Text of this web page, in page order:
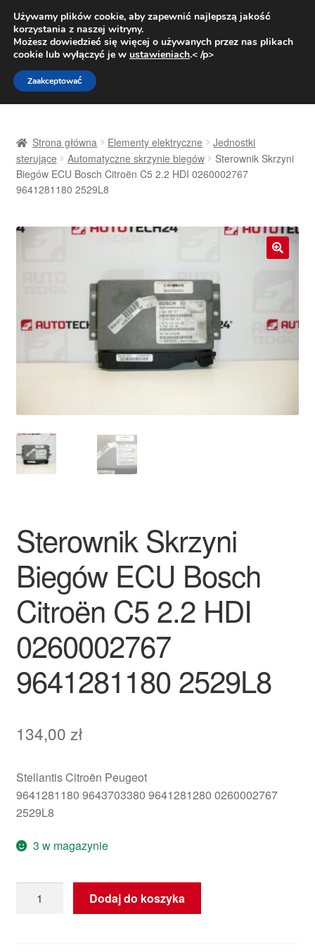
DOSTAWA od 31 zł
Pn.-pt. 9:00-16:00800 003 167
Przejdź
do
nawigacji
Przejdź
do
treści
Dostawa
Dostawa na cały świat
Kontakt
Polityka prywatności
Procedura reklamacyjna
Skarga
Zamówienia
Zasady i warunki
Strona główna Elementy elektryczne
Jednostki
sterujące
Automatyczne skrzynie biegów
Sterownik Skrzyni
Biegów ECU Bosch Citroën C5 2.2 HDI 0260002767
9641281180 2529L8
Sterownik Skrzyni
Biegów ECU Bosch
Citroën C5 2.2 HDI
0260002767
9641281180 2529L8
134,00 zł
Stellantis Citroën Peugeot
9641281180 9643703380 9641281280 0260002767
2529L8
3 w magazynie
Sterownik
Dodaj do koszyka
Używamy plików cookie, aby zapewnić najlepszą jakość
korzystania z naszej witryny.
Możesz dowiedzieć się więcej o używanych przez nas plikach
cookie lub wyłączyć je w ustawieniach.< /p>
Zaakceptować